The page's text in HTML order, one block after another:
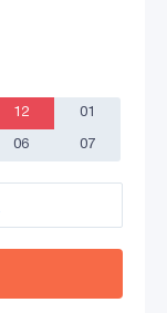
12 01
06 07